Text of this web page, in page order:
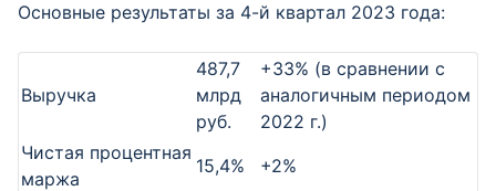
Основные результаты за 4-й квартал 2023 года:
Выручка
487,7
млрд
руб.
+33% (в сравнении с
аналогичным периодом
2022 г.)
Чистая процентная
маржа
15,4% +2%